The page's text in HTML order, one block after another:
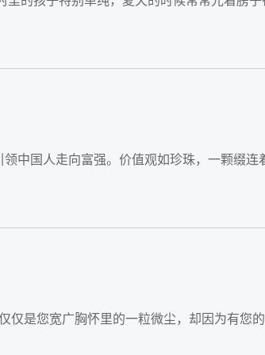
仅是您宽广胸怀里的一粒微尘，却因为有您